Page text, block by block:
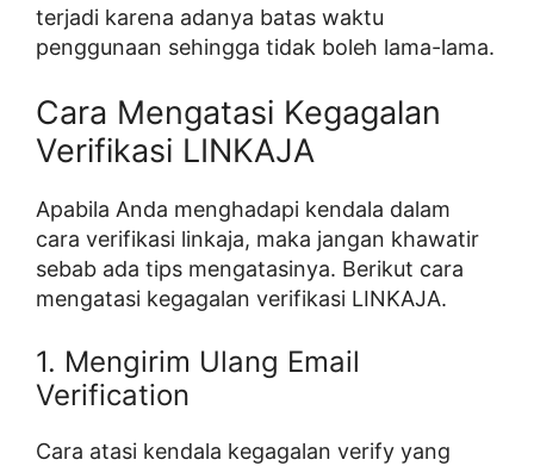
terjadi karena adanya batas waktu
penggunaan sehingga tidak boleh lama-lama.
Cara Mengatasi Kegagalan
Verifikasi LINKAJA
Apabila Anda menghadapi kendala dalam
cara verifikasi linkaja, maka jangan khawatir
sebab ada tips mengatasinya. Berikut cara
mengatasi kegagalan verifikasi LINKAJA.
1. Mengirim Ulang Email
Verification
Cara atasi kendala kegagalan verify yang